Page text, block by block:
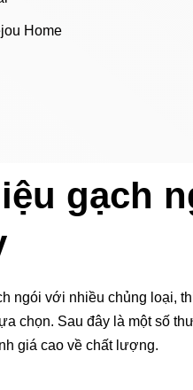
Home
gạch
ngói với nhiều chủng loại,
chọn. Sau đây là một số
giá cao về chất lượng.